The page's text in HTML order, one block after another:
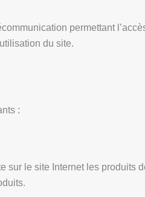
permettant
du site.
:
sur le site Internet les produits